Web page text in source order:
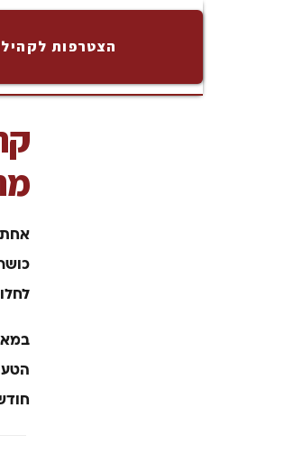
הצטרפות
אחת